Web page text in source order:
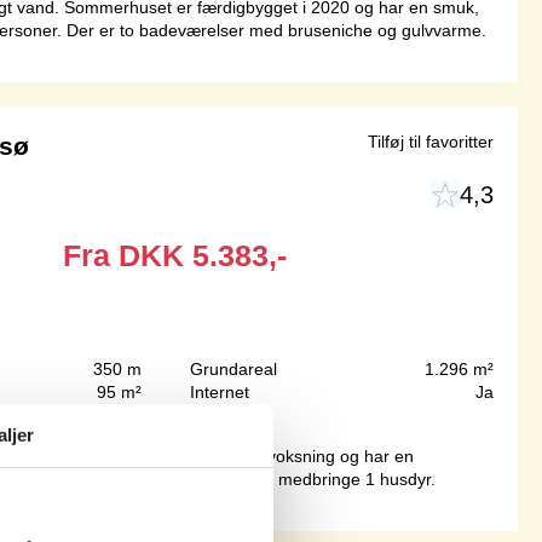
vand. Sommerhuset er færdigbygget i 2020 og har en smuk,
Der er to badeværelser med bruseniche og gulvvarme.
4,3
Fra DKK 5.383,-
350 m
95 m²
Grundareal
1.296 m²
Internet
Ja
er omkranset af god bevoksning og har en
er bygget i 2005. Det er tilladt at medbringe 1 husdyr.
Tilføj til favoritter